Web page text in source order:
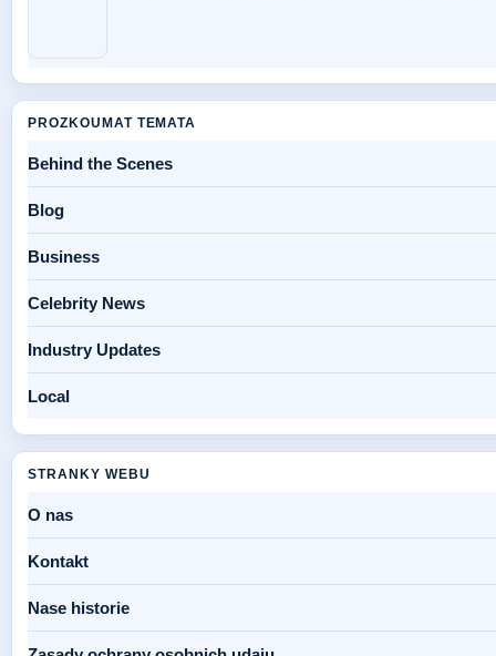
PROZKOUMAT TEMATA
Behind the Scenes
Blog
Business
Celebrity News
Industry Updates
Local
STRANKY WEBU
O nas
Kontakt
Nase historie